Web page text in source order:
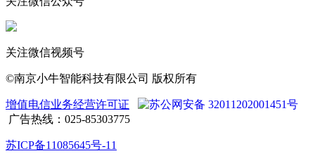
关注微信视频号
©南京小牛智能科技有限公司 版权所有
增值电信业务经营许可证
苏公网安备 32011202001451号
广告热线：025-85303775
苏ICP备11085645号-11